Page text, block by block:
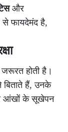
और
फायदेमंद है,
होती है।
बिताते हैं, उनके
आंखों के सूखेपन